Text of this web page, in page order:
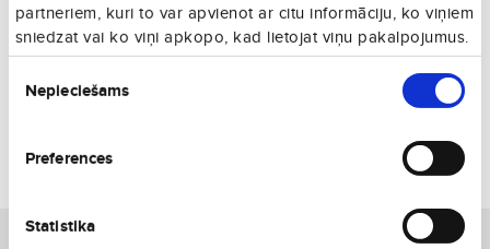
partneriem, kuri to var apvienot ar citu informāciju, ko viņiem
sniedzat vai ko viņi apkopo, kad lietojat viņu pakalpojumus.
izvēle
Nepieciešams
Preferences
Statistika
Vienā virzienā
10. 09., C €107
Vienā virzienā
€213
€234